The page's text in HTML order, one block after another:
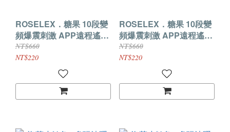
ROSELEX．糖果 10段變
頻爆震刺激 APP遠程遙控
迷你情趣跳蛋【紅色】
NT$660
NT$220
ROSELEX．糖果 10段變
頻爆震刺激 APP遠程遙控
迷你情趣跳蛋【紫色】
NT$660
NT$220